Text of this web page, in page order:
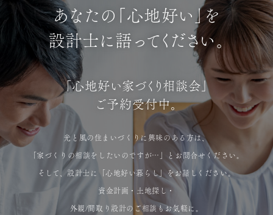
あなたの「心地好い」を
設計士に語ってください。
「心地好い家づくり相談会」
ご予約受付中。
光と風の住まいづくりに興味のある方は、
「家づくりの相談をしたいのですが…」とお問合せください。
そして、設計士に「心地好い暮らし」をお話しください。
資金計画・土地探し・
外観/間取り設計のご相談もお気軽に。